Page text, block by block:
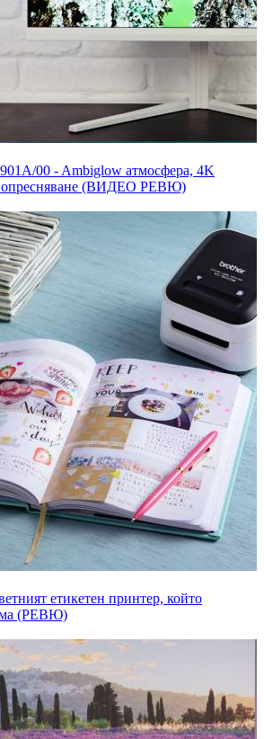
00 - Ambiglow атмосфера, 4K
опресняване (ВИДЕО РЕВЮ)
етикетен принтер, който
(РЕВЮ)